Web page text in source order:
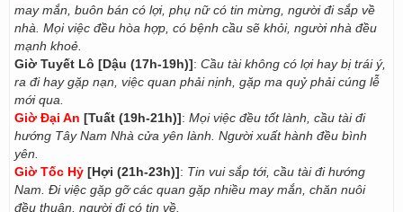
may mắn, buôn bán có lợi, phụ nữ có tin mừng, người đi sắp về
nhà. Mọi việc đều hòa hợp, có bệnh cầu sẽ khỏi, người nhà đều
mạnh khoẻ.
Giờ Tuyết Lô [Dậu (17h-19h)]: Cầu tài không có lợi hay bị trái ý,
ra đi hay gặp nạn, việc quan phải nịnh, gặp ma quỷ phải cúng lễ
mới qua.
Giờ Đại An [Tuất (19h-21h)]: Mọi việc đều tốt lành, cầu tài đi
hướng Tây Nam Nhà cửa yên lành. Người xuất hành đều bình
yên.
Giờ Tốc Hỷ [Hợi (21h-23h)]: Tin vui sắp tới, cầu tài đi hướng
Nam. Đi việc gặp gỡ các quan gặp nhiều may mắn, chăn nuôi
đều thuận, người đi có tin về.